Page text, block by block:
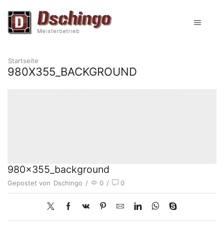
Startseite
980X355_BACKGROUND
980x355_background
Gepostet von Dschingo / 0 / 0